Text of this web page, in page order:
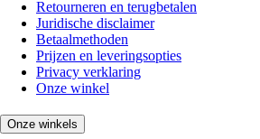
Retourneren en terugbetalen
Juridische disclaimer
Betaalmethoden
Prijzen en leveringsopties
Privacy verklaring
Onze winkel
Onze winkels